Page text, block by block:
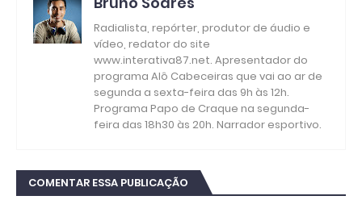
Radialista, repórter, produtor de áudio e
vídeo, redator do site
www.interativa87.net. Apresentador do
programa Alô Cabeceiras que vai ao ar de
segunda a sexta-feira das 9h às 12h.
Programa Papo de Craque na segunda-
feira das 18h30 às 20h. Narrador esportivo.
COMENTAR ESSA PUBLICAÇÃO